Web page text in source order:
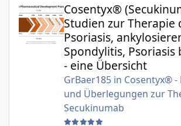
Cosentyx®
Studien zur Therapie
Psoriasis,
Spondylitis, Psoriasis
- eine Übersicht
GrBaer185in Cosentyx®
und Überlegungen zur
Secukinumab